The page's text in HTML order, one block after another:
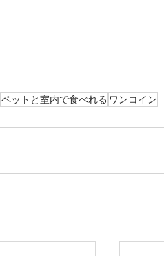
ペットと室内で食べれる ワンコイン